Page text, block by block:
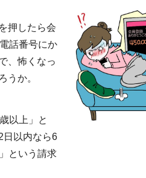
押したら会
話番号にか
、怖くなっ
うか。
以上」と
日以内なら6
という請求